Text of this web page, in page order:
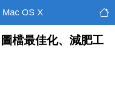
Mac OS X
檔最佳化、減肥工